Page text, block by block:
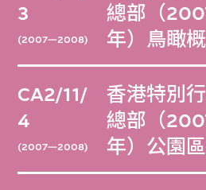
3
(2007—2008)
總部（
年）鳥瞰
CA2/11/
4
(2007—2008)
香港特別
總部（
年）公園